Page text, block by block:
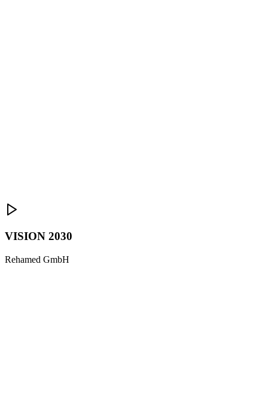
VISION 2030
Rehamed GmbH